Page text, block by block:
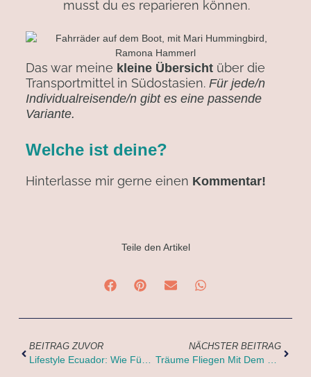
musst du es reparieren können.
Das war meine kleine Übersichtüber die
Transportmittel in Südostasien.Für jede/n
Individualreisende/n gibt es eine passende
Variante.
Welche ist deine?
Hinterlasse mir gerne einen Kommentar!
Teile den Artikel
BEITRAG ZUVOR NÄCHSTER BEITRAG